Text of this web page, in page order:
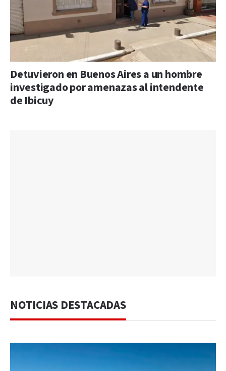
Detuvieron en Buenos Aires a un hombre
investigado por amenazas al intendente
de Ibicuy
NOTICIAS DESTACADAS